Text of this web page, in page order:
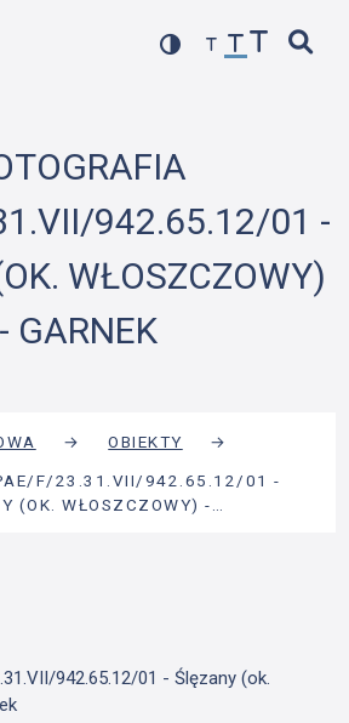
942.65.12/01 -
WŁOSZCZOWY)
- GARNEK
→ OBIEKTY
→
PAE/F/23.31.VII/942.65.12/01 -
(OK. WŁOSZCZOWY) -…
942.65.12/01 - Ślęzany (ok.